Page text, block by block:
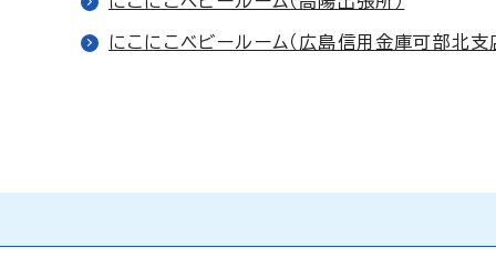
にこにこベビールーム（広島信用金庫可部北支